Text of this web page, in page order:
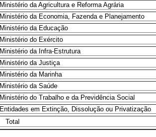
Ministério da Agricultura e Reforma Agrária
Ministério da Economia, Fazenda e Planejamento
Ministério da Educação
Ministério do Exército
Ministério da Infra-Estrutura
Ministério da Justiça
Ministério da Marinha
Ministério da Saúde
Ministério do Trabalho e da Previdência Social
Entidades em Extinção, Dissolução ou Privatização
Total